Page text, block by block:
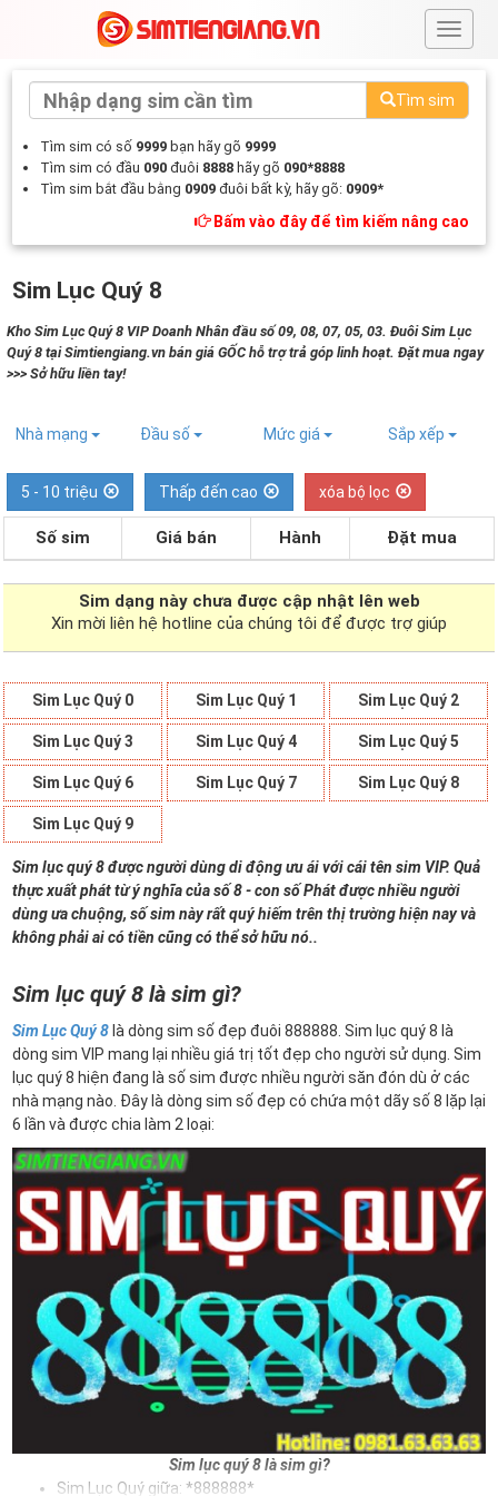
#
Tìm sim
Tìm sim có số 9999 bạn hãy gõ 9999
Tìm sim có đầu 090 đuôi 8888 hãy gõ 090*8888
Tìm sim bắt đầu bằng 0909 đuôi bất kỳ, hãy gõ: 0909*
Bấm vào đây để tìm kiếm nâng cao
Sim Lục Quý 8
Kho Sim Lục Quý 8 VIP Doanh Nhân đầu số 09, 08, 07, 05, 03. Đuôi Sim Lục
Quý 8 tại Simtiengiang.vn bán giá GỐC hỗ trợ trả góp linh hoạt. Đặt mua ngay
>>> Sở hữu liền tay!
Nhà mạng Đầu số Mức giá Sắp xếp
5 - 10 triệu Thấp đến cao xóa bộ lọc
Số sim Giá bán Hành Đặt mua
Sim dạng này chưa được cập nhật lên web
Xin mời liên hệ hotline của chúng tôi để được trợ giúp
Sim Lục Quý 0 Sim Lục Quý 1 Sim Lục Quý 2
Sim Lục Quý 3 Sim Lục Quý 4 Sim Lục Quý 5
Sim Lục Quý 6 Sim Lục Quý 7 Sim Lục Quý 8
Sim Lục Quý 9
Sim lục quý 8 được người dùng di động ưu ái với cái tên sim VIP. Quả
thực xuất phát từ ý nghĩa của số 8 - con số Phát được nhiều người
dùng ưa chuộng, số sim này rất quý hiếm trên thị trường hiện nay và
không phải ai có tiền cũng có thể sở hữu nó..
Sim lục quý 8 là sim gì?
Sim Lục Quý 8 là dòng sim số đẹp đuôi 888888. Sim lục quý 8 là
dòng sim VIP mang lại nhiều giá trị tốt đẹp cho người sử dụng. Sim
lục quý 8 hiện đang là số sim được nhiều người săn đón dù ở các
nhà mạng nào. Đây là dòng sim số đẹp có chứa một dãy số 8 lặp lại
6 lần và được chia làm 2 loại:
Sim lục quý 8 là sim gì?
Sim Lục Quý giữa: *888888*